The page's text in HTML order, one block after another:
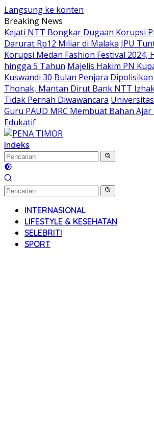
Langsung ke konten
Breaking News
Kejati NTT Bongkar Dugaan Korupsi
Darurat Rp12 Miliar di Malaka JPU
Korupsi Medan Fashion Festival 2024,
hingga 5 Tahun Majelis Hakim PN
Kuswandi 30 Bulan Penjara
Thonak, Mantan Dirut Bank NTT
Tidak Pernah Diwawancara
Guru PAUD MRC Membuat Bahan
Edukatif
Indeks
INTERNASIONAL
LIFESTYLE & KESEHATAN
SELEBRITI
SPORT